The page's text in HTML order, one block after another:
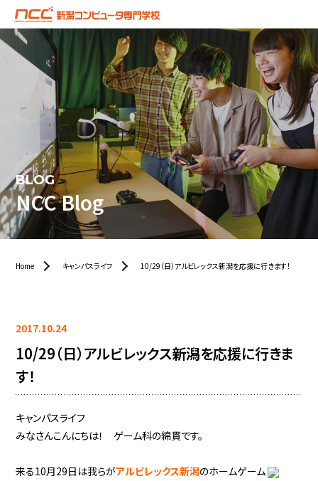
BLOG
NCC Blog
Home キャンパスライフ 10/29（日）アルビレックス新潟を応援に行きます！
2017.10.24
10/29（日）アルビレックス新潟を応援に行きま
す！
キャンパスライフ
みなさんこんにちは！ ゲーム科の綿貫です。
来る10月29日は我らがアルビレックス新潟のホームゲーム